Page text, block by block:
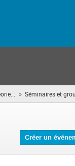
» Séminaires et
Créer un